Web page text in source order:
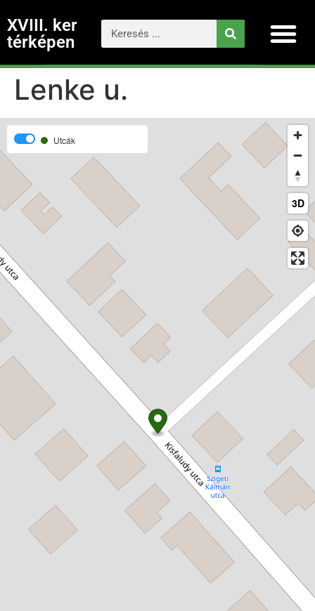
XVIII. ker
térképen
Lenke u.
Utcák